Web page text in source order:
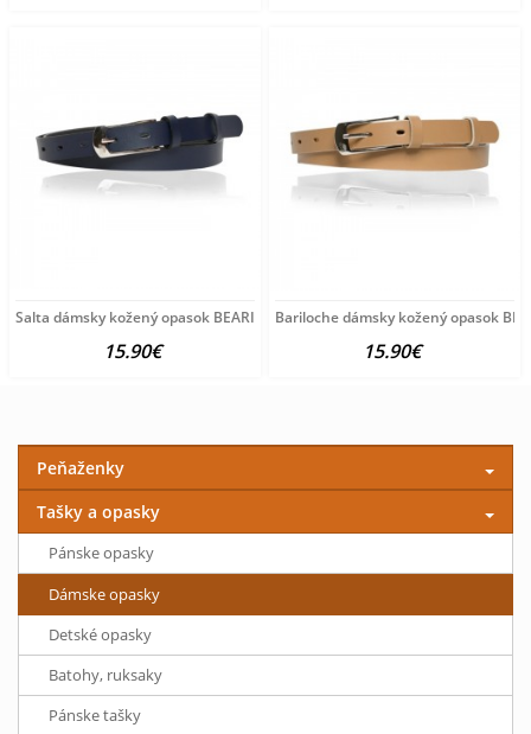
Salta dámsky kožený opasok BEARIL, tmavomodrý
15.90€
Bariloche dámsky kožený opasok
15.90€
Peňaženky
Tašky a opasky
Pánske opasky
Dámske opasky
Detské opasky
Batohy, ruksaky
Pánske tašky